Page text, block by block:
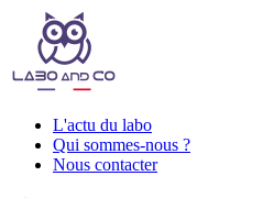
L'actu du labo
Qui sommes-nous ?
Nous contacter